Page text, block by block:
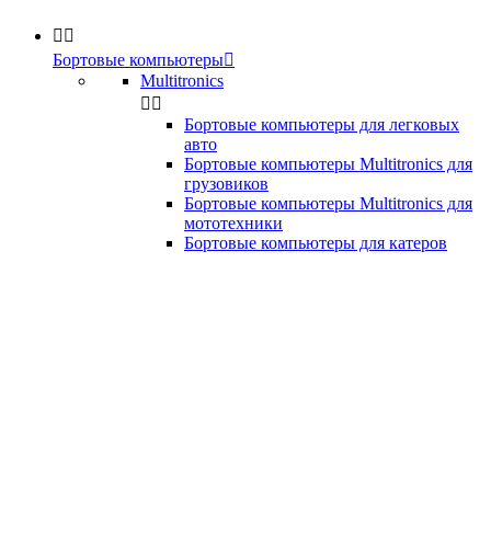
 
Бортовые компьютеры
Multitronics
 
Бортовые компьютеры для легковых
авто
Бортовые компьютеры Multitronics для
грузовиков
Бортовые компьютеры Multitronics для
мототехники
Бортовые компьютеры для катеров